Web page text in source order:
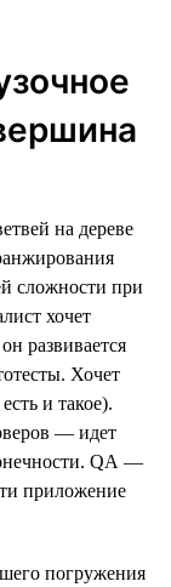
на дереве
сложности при
хочет
развивается
Хочет
и такое).
— идет
QA —
приложение
погружения